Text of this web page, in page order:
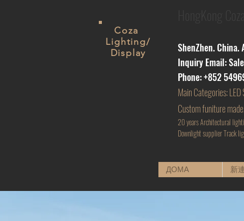
Coza
Lighting/
Display
ShenZhen.
Inquiry Email:
Phone: +852
MainCategories:
Custom funiture
20 years Architectural
Downlight supplier Track
ДОМА 新